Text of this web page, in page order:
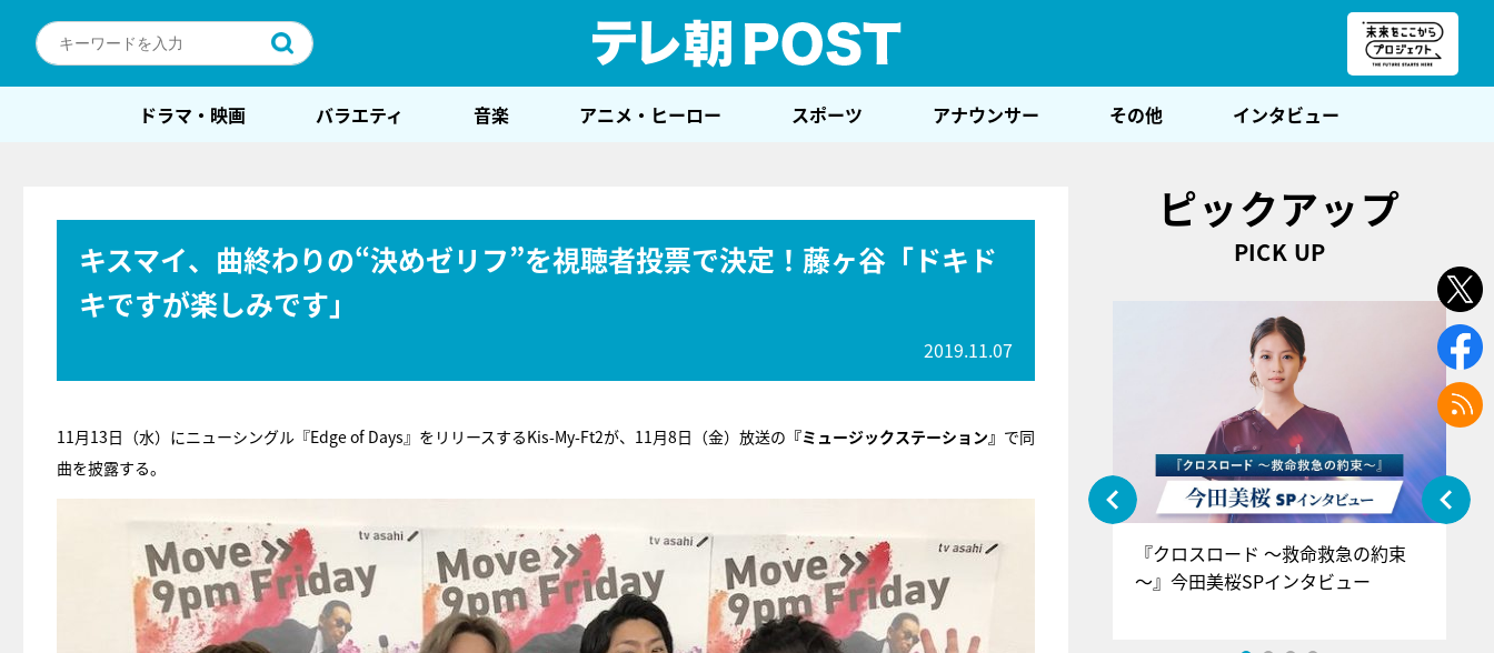
ドラマ・映画 バラエティ 音楽 アニメ・ヒーロー スポーツ アナウンサー その他 インタビュー
キスマイ、曲終わりの“決めゼリフ”を視聴者投票で決定！藤ヶ谷「ドキド
キですが楽しみです」
2019.11.07
11月13日（水）にニューシングル『Edge of Days』をリリースするKis-My-Ft2が、11月8日（金）放送の 『ミュージックステーション』 で同
曲を披露する。
ピックアップ
PICK UP
『アイ＝ラブ！げーみんぐ』＝LOV
E齋藤樹愛羅＆佐々木舞香SPインタ
ビュー
『クロスロード ～救命救急の約束
～』今田美桜SPインタビュー